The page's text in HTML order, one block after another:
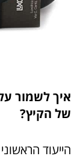
איך לשמור
של הקיץ?
הייעוד